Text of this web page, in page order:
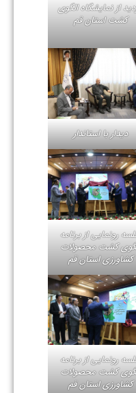
از نمایشگاه الگوی
کشت استان قم
دیدار با استاندار
رونمایی از برنامه
کشت محصولات
کشاورزی استان قم
رونمایی از برنامه
کشت محصولات
کشاورزی استان قم